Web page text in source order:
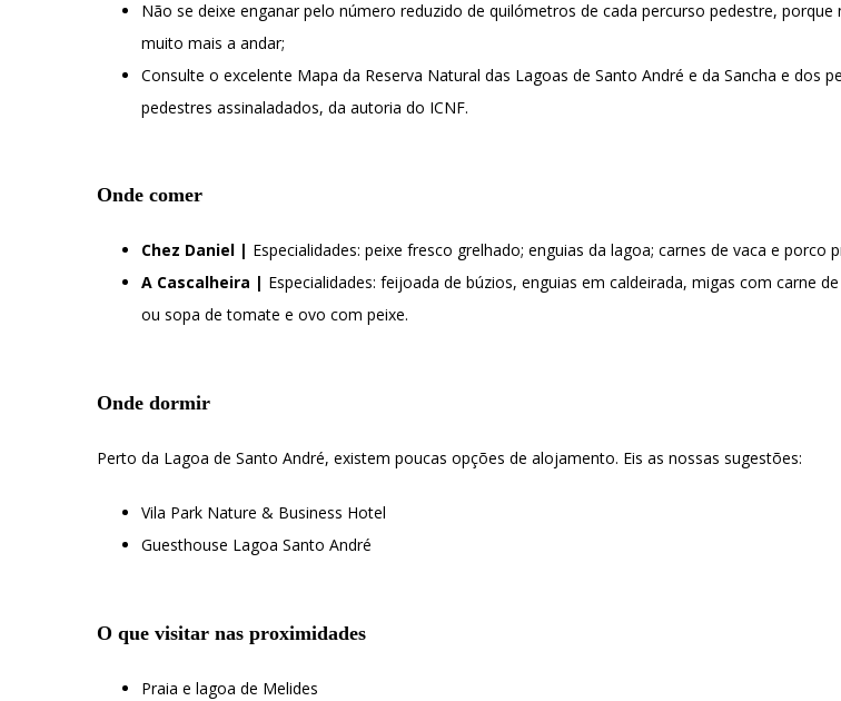
Não se deixe enganar pelo número reduzido de quilómetros de cada percurso pedestre, porque
muito mais a andar;
Consulte o excelente Mapa da Reserva Natural das Lagoas de Santo André e da Sancha e dos
pedestres assinaladados, da autoria do ICNF.
Onde comer
Chez Daniel | Especialidades: peixe fresco grelhado; enguias da lagoa; carnes de vaca e porco
A Cascalheira | Especialidades: feijoada de búzios, enguias em caldeirada, migas com carne
ou sopa de tomate e ovo com peixe.
Onde dormir
Perto da Lagoa de Santo André, existem poucas opções de alojamento. Eis as nossas sugestões:
Vila Park Nature & Business Hotel
Guesthouse Lagoa Santo André
O que visitar nas proximidades
Praia e lagoa de Melides